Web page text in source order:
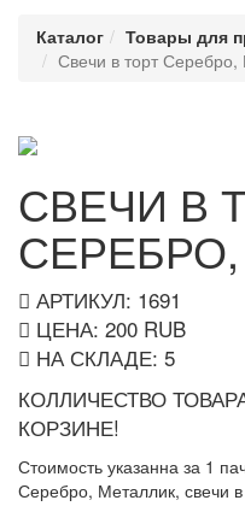
Каталог Товары для
Свечи в торт Серебро,
СВЕЧИ В
АРТИКУЛ: 1691
ЦЕНА: 200 RUB
НА СКЛАДЕ: 5
КОЛЛИЧЕСТВО
КОРЗИНЕ!
Стоимость указанна за 1
Серебро, Металлик, свечи в